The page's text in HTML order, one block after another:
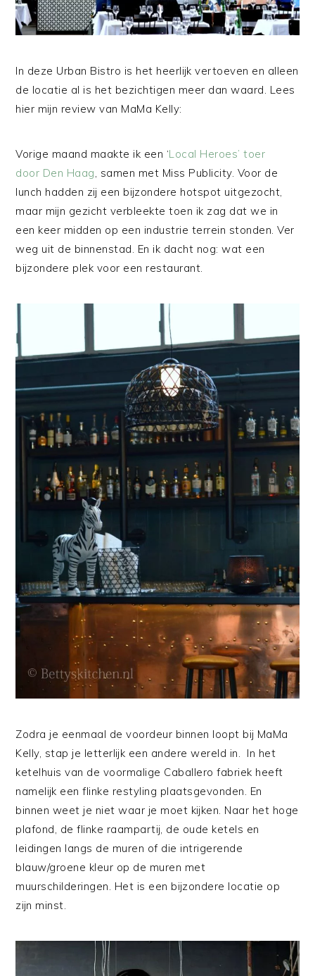
In deze Urban Bistro is het heerlijk vertoeven en alleen
de locatie al is het bezichtigen meer dan waard. Lees
hier mijn review van MaMa Kelly:
Vorige maand maakte ik een ‘Local Heroes’ toer
door Den Haag, samen met Miss Publicity. Voor de
lunch hadden zij een bijzondere hotspot uitgezocht,
maar mijn gezicht verbleekte toen ik zag dat we in
een keer midden op een industrie terrein stonden. Ver
weg uit de binnenstad. En ik dacht nog: wat een
bijzondere plek voor een restaurant.
Zodra je eenmaal de voordeur binnen loopt bij MaMa
Kelly, stap je letterlijk een andere wereld in. In het
ketelhuis van de voormalige Caballero fabriek heeft
namelijk een flinke restyling plaatsgevonden. En
binnen weet je niet waar je moet kijken. Naar het hoge
plafond, de flinke raampartij, de oude ketels en
leidingen langs de muren of die intrigerende
blauw/groene kleur op de muren met
muurschilderingen. Het is een bijzondere locatie op
zijn minst.